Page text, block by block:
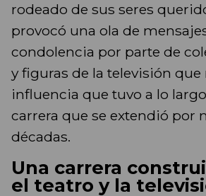
rodeado de sus seres
provocó una ola de
condolencia por parte de
y figuras de la televisión que
influencia que tuvo a lo
carrera que se extendió por
décadas.
Una carrera
el teatro y la